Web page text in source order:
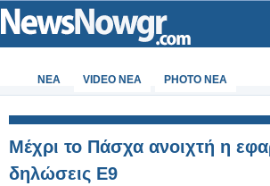
ΝΕΑ VIDEO NEA PHOTO NEA
Μέχρι το Πάσχα ανοιχτή η
δηλώσεις Ε9